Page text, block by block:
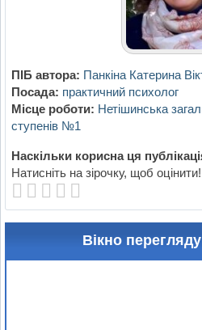
ПІБ автора: Панкіна Катерина
Посада: практичний психолог
Місце роботи: Нетішинська
ступенів №1
Наскільки корисна ця
Натисніть на зірочку, щоб оцінити!
Вікно